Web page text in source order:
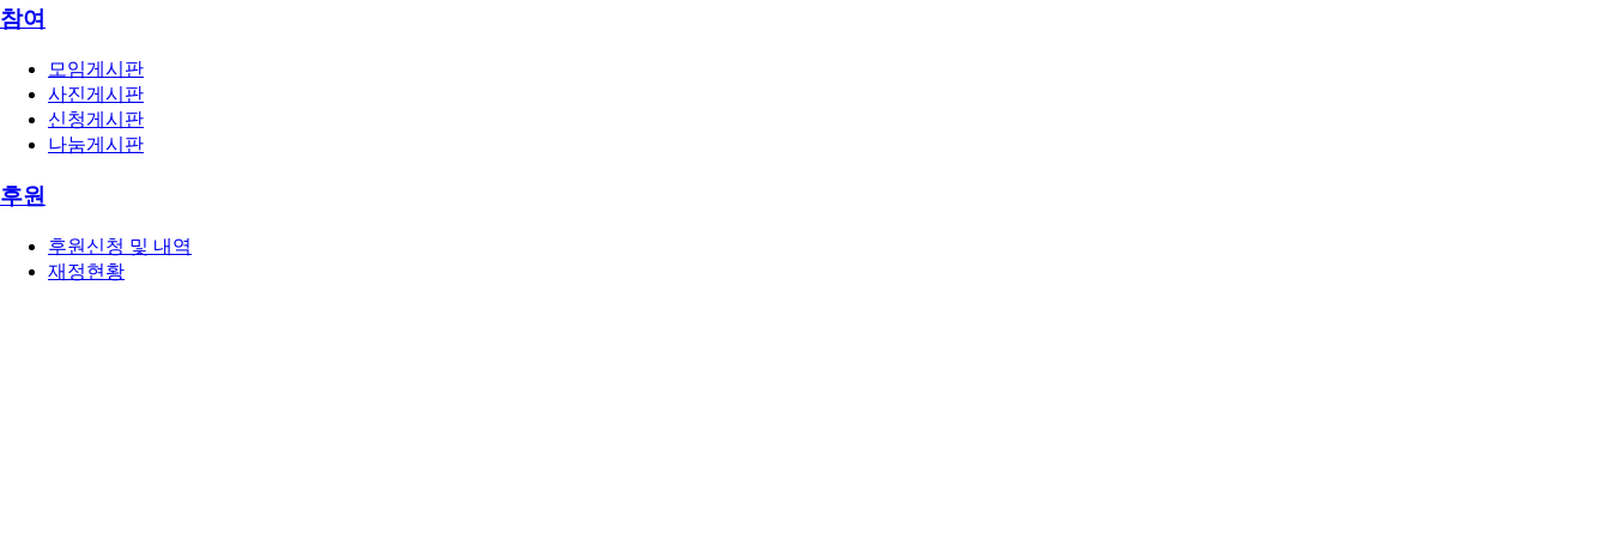
참여
모임게시판
사진게시판
신청게시판
나눔게시판
후원
후원신청 및 내역
재정현황